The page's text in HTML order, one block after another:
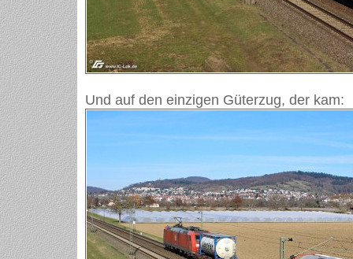
Und auf den einzigen Güterzug, der kam: